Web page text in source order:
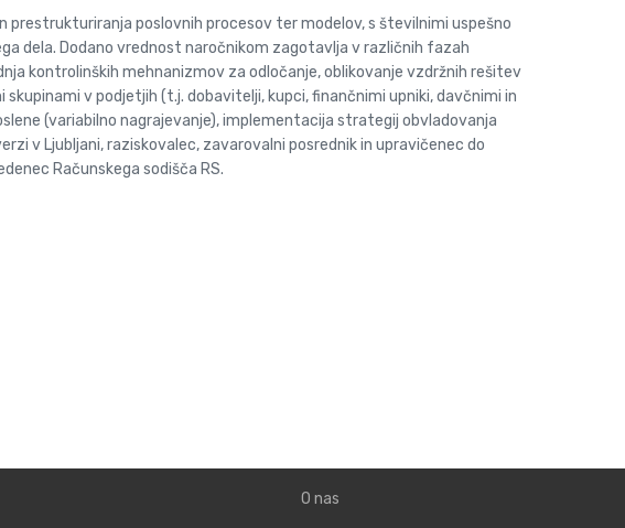
prestrukturiranja poslovnih procesov ter modelov, s številnimi uspešno
dela. Dodano vrednost naročnikom zagotavlja v različnih fazah
kontrolinških mehnanizmov za odločanje, oblikovanje vzdržnih rešitev
v podjetjih (t.j. dobavitelji, kupci, finančnimi upniki, davčnimi in
(variabilno nagrajevanje), implementacija strategij obvladovanja
v Ljubljani, raziskovalec, zavarovalni posrednik in upravičenec do
Računskega sodišča RS.
O nas